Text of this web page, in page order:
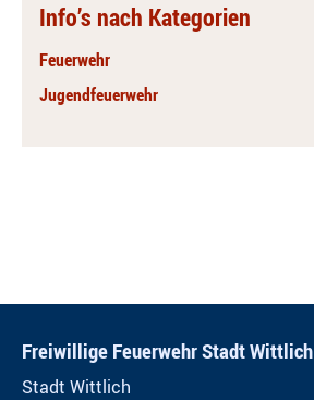
Info’s nach Kategorien
Feuerwehr
Jugendfeuerwehr
Freiwillige Feuerwehr Stadt Wittlich
Stadt Wittlich